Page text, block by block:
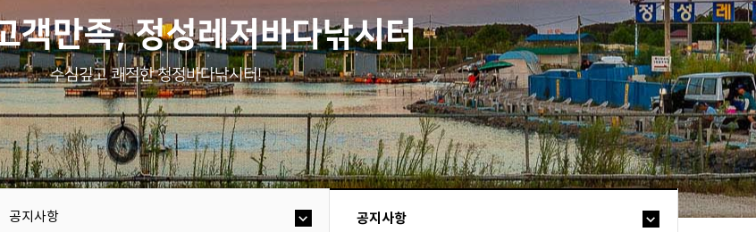
객만족, 정성레저바다낚시터
수심깊고 쾌적한 청정바다낚시터!
공지사항 공지사항